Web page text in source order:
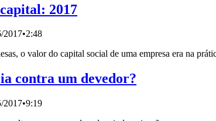
2017
2017•2:48
o valor do capital social de uma empresa era na
contra um devedor?
2017•9:19